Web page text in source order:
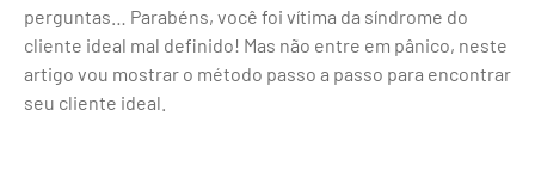
perguntas… Parabéns, você foi vítima da síndrome do
cliente ideal mal definido! Mas não entre em pânico, neste
artigo vou mostrar o método passo a passo para encontrar
seu cliente ideal.